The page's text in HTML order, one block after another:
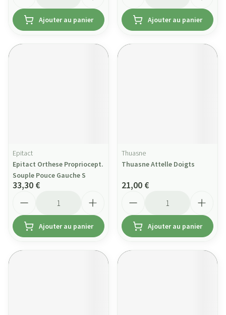
Ajouter au panier Ajouter au panier
Epitact
Epitact Orthese Propriocept.
Souple Pouce Gauche S
33,30 €
Ajouter au panier
Thuasne
Thuasne Attelle Doigts
21,00 €
Ajouter au panier